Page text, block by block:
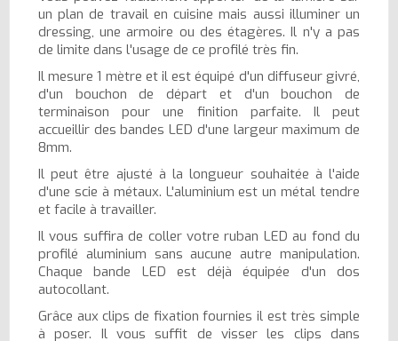
un plan de travail en cuisine mais aussi illuminer un
dressing, une armoire ou des étagères. Il n'y a pas
de limite dans l'usage de ce profilé très fin.
Il mesure 1 mètre et il est équipé d'un diffuseur givré,
d'un bouchon de départ et d'un bouchon de
terminaison pour une finition parfaite. Il peut
accueillir des bandes LED d'une largeur maximum de
8mm.
Il peut être ajusté à la longueur souhaitée à l'aide
d'une scie à métaux. L'aluminium est un métal tendre
et facile à travailler.
Il vous suffira de coller votre ruban LED au fond du
profilé aluminium sans aucune autre manipulation.
Chaque bande LED est déjà équipée d'un dos
autocollant.
Grâce aux clips de fixation fournies il est très simple
à poser. Il vous suffit de visser les clips dans